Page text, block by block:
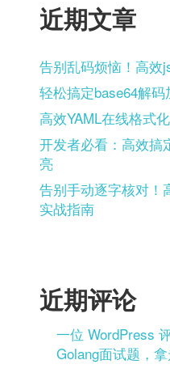
近期文章
告别乱码烦恼！高效
轻松搞定base64解
高效YAML在线格式
开发者必看：高效搞
亮
告别手动逐字核对！
实战指南
近期评论
一位 WordPress
Golang面试题，